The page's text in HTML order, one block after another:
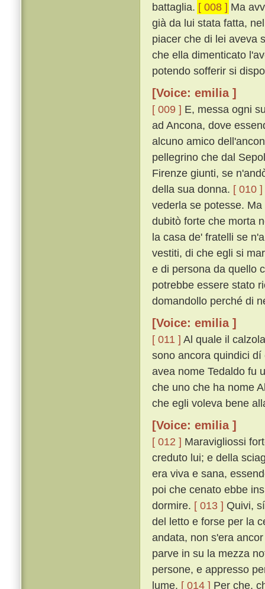
battaglia. [ 008 ] Ma
già da lui stata fatta,
piacer che di lei aveva
che ella dimenticato
potendo sofferir si
[Voice: emilia ]
[ 009 ] E, messa ogni
ad Ancona, dove
alcuno amico
pellegrino che dal
Firenze giunti, se
della sua donna. [ 010 ]
vederla se potesse.
dubitò forte che morta
la casa de' fratelli se
vestiti, di che egli si
e di persona da quello
potrebbe essere stato
domandollo perché di
[Voice: emilia ]
[ 011 ] Al quale il
sono ancora quindici
avea nome Tedaldo fu
che uno che ha nome
che egli voleva bene
[Voice: emilia ]
[ 012 ] Maravigliossi
creduto lui; e della
era viva e sana,
poi che cenato ebbe
dormire. [ 013 ] Quivi,
del letto e forse per la
andata, non s'era
parve in su la mezza
persone, e appresso
lume. [ 014 ] Per che,